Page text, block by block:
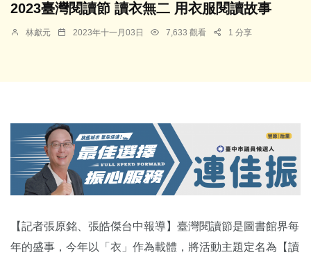
2023臺灣閱讀節 讀衣無二 用衣服閱讀故事
林獻元 2023年十一月03日 7,633 觀看 1 分享
【記者張原銘、張皓傑台中報導】臺灣閱讀節是圖書館界每
年的盛事，今年以「衣」作為載體，將活動主題定名為【讀